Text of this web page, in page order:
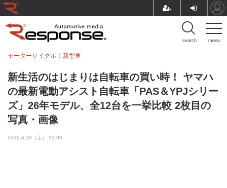
menu
search
新生活のはじまりは自転車の買い時！ ヤマハ
の最新電動アシスト自転車「PAS＆YPJシリー
ズ」26年モデル、全12台を一挙比較 2枚目の
写真・画像
モーターサイクル 新型車
2026.4.18（土） 12:00